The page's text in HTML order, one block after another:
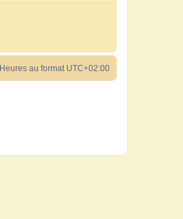
Heures au format UTC+02:00